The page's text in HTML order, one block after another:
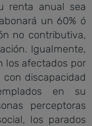
renta anual sea
un 60% ó
no contributiva,
Igualmente,
los afectados por
discapacidad
en su
perceptoras
los parados